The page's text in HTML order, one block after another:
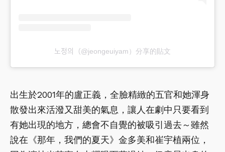
노정의（@jeongeuiyam）分享的貼文
出生於2001年的盧正義，全臉精緻的五官和她渾身
散發出來活潑又甜美的氣息，讓人在劇中只要看到
有她出現的地方，總會不自覺的被吸引過去～雖然
說在《那年，我們的夏天》金多美和崔宇植兩位，